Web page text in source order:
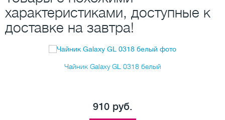
характеристиками, доступные к
доставке на завтра!
Чайник Galaxy GL 0318 белый
910 руб.